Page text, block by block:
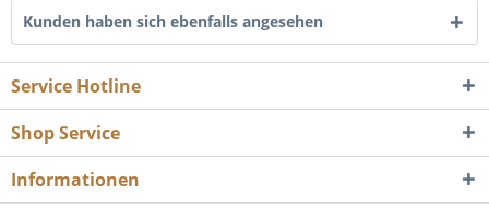
Kunden haben sich ebenfalls angesehen
Service Hotline
Shop Service
Informationen